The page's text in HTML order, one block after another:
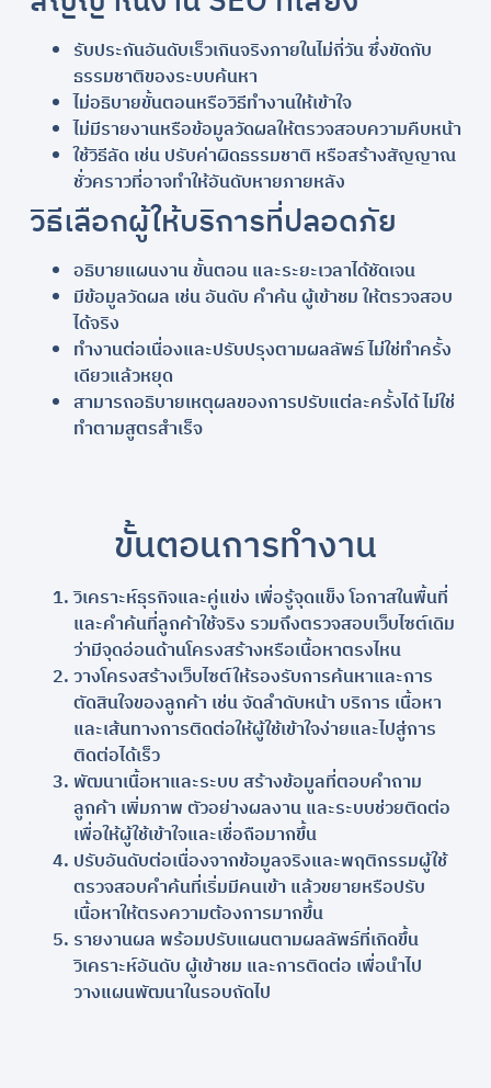
รับประกันอันดับเร็วเกินจริงภายในไม่กี่วัน ซึ่งขัดกับ
ธรรมชาติของระบบค้นหา
ไม่อธิบายขั้นตอนหรือวิธีทำงานให้เข้าใจ
ไม่มีรายงานหรือข้อมูลวัดผลให้ตรวจสอบความคืบหน้า
ใช้วิธีลัด เช่น ปรับค่าผิดธรรมชาติ หรือสร้างสัญญาณ
ชั่วคราวที่อาจทำให้อันดับหายภายหลัง
วิธีเลือกผู้ให้บริการที่ปลอดภัย
อธิบายแผนงาน ขั้นตอน และระยะเวลาได้ชัดเจน
มีข้อมูลวัดผล เช่น อันดับ คำค้น ผู้เข้าชม ให้ตรวจสอบ
ได้จริง
ทำงานต่อเนื่องและปรับปรุงตามผลลัพธ์ ไม่ใช่ทำครั้ง
เดียวแล้วหยุด
สามารถอธิบายเหตุผลของการปรับแต่ละครั้งได้ ไม่ใช่
ทำตามสูตรสำเร็จ
ขั้นตอนการทำงาน
วิเคราะห์ธุรกิจและคู่แข่ง เพื่อรู้จุดแข็ง โอกาสในพื้นที่
และคำค้นที่ลูกค้าใช้จริง รวมถึงตรวจสอบเว็บไซต์เดิม
ว่ามีจุดอ่อนด้านโครงสร้างหรือเนื้อหาตรงไหน
วางโครงสร้างเว็บไซต์ให้รองรับการค้นหาและการ
ตัดสินใจของลูกค้า เช่น จัดลำดับหน้า บริการ เนื้อหา
และเส้นทางการติดต่อให้ผู้ใช้เข้าใจง่ายและไปสู่การ
ติดต่อได้เร็ว
พัฒนาเนื้อหาและระบบ สร้างข้อมูลที่ตอบคำถาม
ลูกค้า เพิ่มภาพ ตัวอย่างผลงาน และระบบช่วยติดต่อ
เพื่อให้ผู้ใช้เข้าใจและเชื่อถือมากขึ้น
ปรับอันดับต่อเนื่องจากข้อมูลจริงและพฤติกรรมผู้ใช้
ตรวจสอบคำค้นที่เริ่มมีคนเข้า แล้วขยายหรือปรับ
เนื้อหาให้ตรงความต้องการมากขึ้น
รายงานผล พร้อมปรับแผนตามผลลัพธ์ที่เกิดขึ้น
วิเคราะห์อันดับ ผู้เข้าชม และการติดต่อ เพื่อนำไป
วางแผนพัฒนาในรอบถัดไป